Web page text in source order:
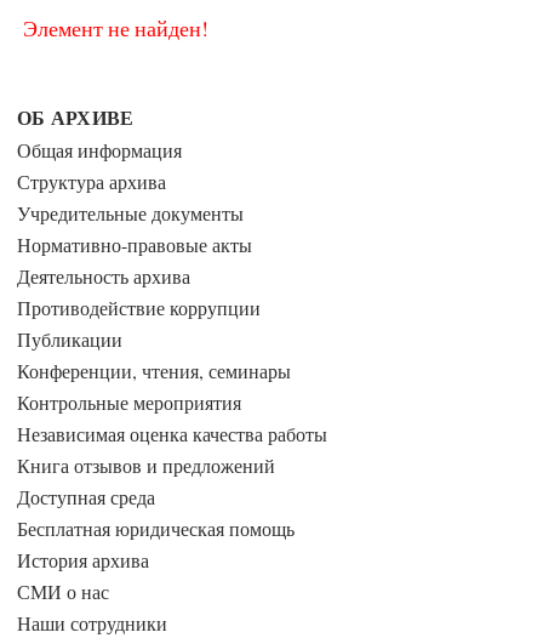
Элемент не найден!
ОБ АРХИВЕ
Общая информация
Структура архива
Учредительные документы
Нормативно-правовые акты
Деятельность архива
Противодействие коррупции
Публикации
Конференции, чтения, семинары
Контрольные мероприятия
Независимая оценка качества работы
Книга отзывов и предложений
Доступная среда
Бесплатная юридическая помощь
История архива
СМИ о нас
Наши сотрудники